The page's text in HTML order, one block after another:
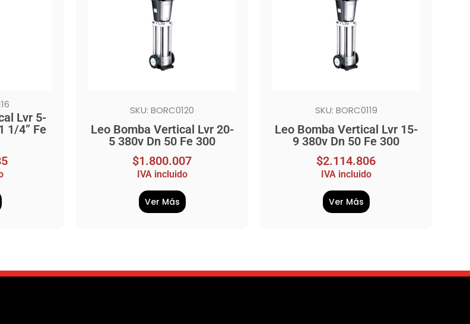
Lvr 5-
1/4” Fe
SKU: BORC0120
Leo Bomba Vertical Lvr 20-
5 380v Dn 50 Fe 300
$1.800.007
IVA incluido
Ver Más
SKU: BORC0119
Leo Bomba Vertical Lvr 15-
9 380v Dn 50 Fe 300
$2.114.806
IVA incluido
Ver Más